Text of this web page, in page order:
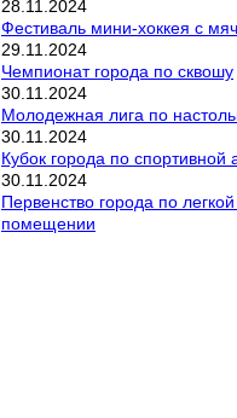
28 11 2024
Фестиваль мини-хоккея с
29 11 2024
Чемпионат города по сквошу
30 11 2024
Молодежная лига по
30 11 2024
Кубок города по спортивной
30 11 2024
Первенство города по
помещении